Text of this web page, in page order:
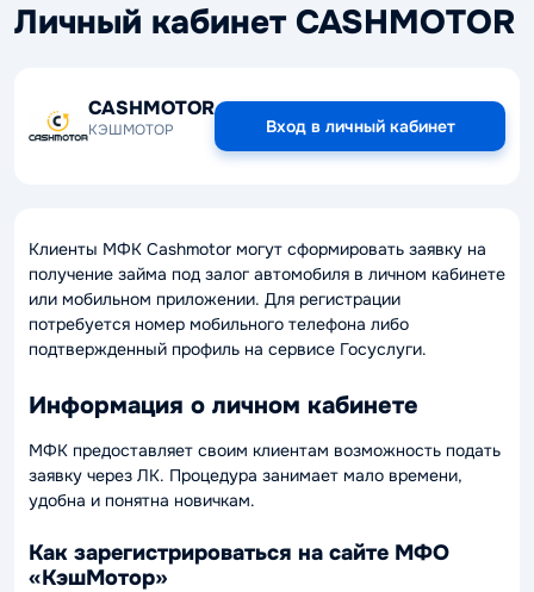
Личный кабинет CASHMOTOR
CASHMOTOR
КЭШМОТОР Вход в личный кабинет
Клиенты МФК Cashmotor могут сформировать заявку на
получение займа под залог автомобиля в личном кабинете
или мобильном приложении. Для регистрации
потребуется номер мобильного телефона либо
подтвержденный профиль на сервисе Госуслуги.
Информация о личном кабинете
МФК предоставляет своим клиентам возможность подать
заявку через ЛК. Процедура занимает мало времени,
удобна и понятна новичкам.
Как зарегистрироваться на сайте МФО
«КэшМотор»